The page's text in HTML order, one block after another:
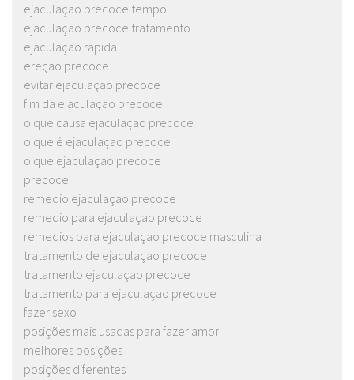
ejaculaçao precoce tempo
ejaculaçao precoce tratamento
ejaculaçao rapida
ereçao precoce
evitar ejaculaçao precoce
fim da ejaculaçao precoce
o que causa ejaculaçao precoce
o que é ejaculaçao precoce
o que ejaculaçao precoce
precoce
remedio ejaculaçao precoce
remedio para ejaculaçao precoce
remedios para ejaculaçao precoce masculina
tratamento de ejaculaçao precoce
tratamento ejaculaçao precoce
tratamento para ejaculaçao precoce
fazer sexo
posições mais usadas para fazer amor
melhores posições
posições diferentes